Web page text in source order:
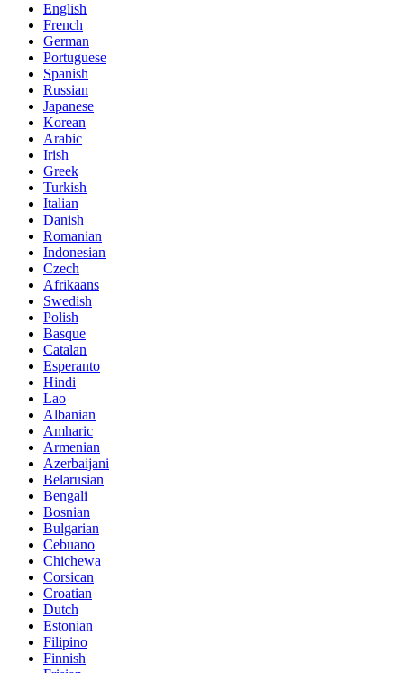
English
French
German
Portuguese
Spanish
Russian
Japanese
Korean
Arabic
Irish
Greek
Turkish
Italian
Danish
Romanian
Indonesian
Czech
Afrikaans
Swedish
Polish
Basque
Catalan
Esperanto
Hindi
Lao
Albanian
Amharic
Armenian
Azerbaijani
Belarusian
Bengali
Bosnian
Bulgarian
Cebuano
Chichewa
Corsican
Croatian
Dutch
Estonian
Filipino
Finnish